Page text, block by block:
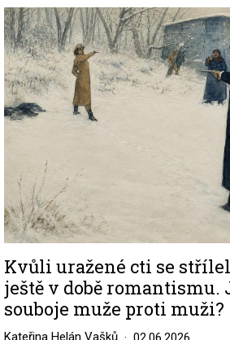
Image
Kvůli uražené cti se
ještě v době
souboje muže proti muži?
Kateřina Helán Vašků